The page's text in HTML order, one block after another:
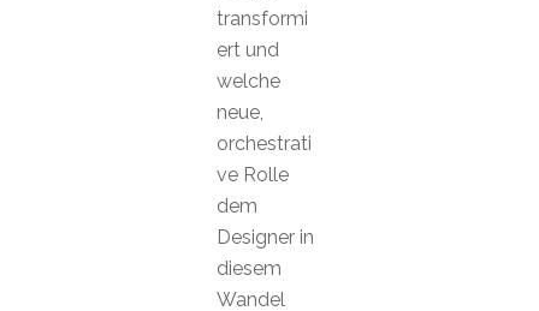
transformi
ert und
welche
neue,
orchestrati
ve Rolle
dem
Designer in
diesem
Wandel